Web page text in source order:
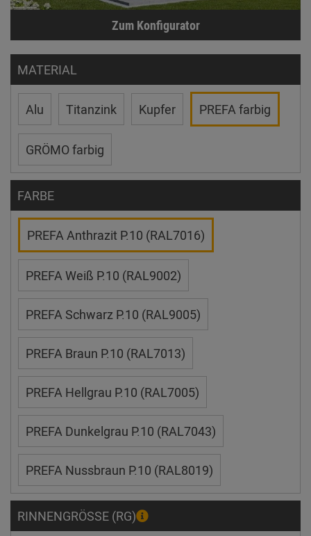
Zum Konfigurator
MATERIAL
Alu Titanzink Kupfer PREFA farbig
GRÖMO farbig
FARBE
PREFA Anthrazit P.10 (RAL7016)
PREFA Weiß P.10 (RAL9002)
PREFA Schwarz P.10 (RAL9005)
PREFA Braun P.10 (RAL7013)
PREFA Hellgrau P.10 (RAL7005)
PREFA Dunkelgrau P.10 (RAL7043)
PREFA Nussbraun P.10 (RAL8019)
RINNENGRÖSSE (RG)